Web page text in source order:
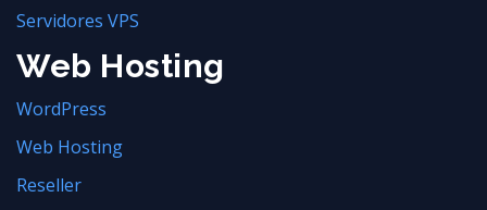
Servidores VPS
Web Hosting
WordPress
Web Hosting
Reseller